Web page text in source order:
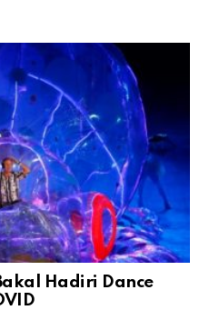
Hadiri Dance